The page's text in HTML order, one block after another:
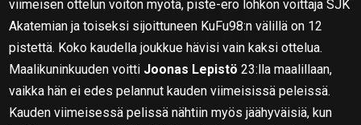
viimeisen ottelun voiton myötä, piste-ero lohkon voittaja SJK
Akatemian ja toiseksi sijoittuneen KuFu98:n välillä on 12
pistettä. Koko kaudella joukkue hävisi vain kaksi ottelua.
Maalikuninkuuden voitti Joonas Lepistö 23:lla maalillaan,
vaikka hän ei edes pelannut kauden viimeisissä peleissä.
Kauden viimeisessä pelissä nähtiin myös jäähyväisiä, kun